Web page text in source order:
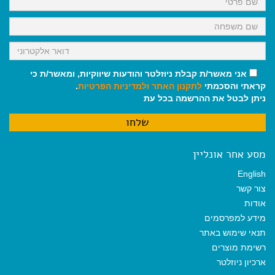
אני מאשר/ת קבלת ניוזלטר והודעות שיווקיות, ומאשר/ת כי
קראתי והסכמתי לתקנון האתר ולמדיניות הפרטיות.
ניתן לבטל את ההרשמה בכל עת
מסע אחר אונליין
English
צור קשר
אודות
מידע למפרסמים
תנאי שימוש באתר
רשימת מוצרים
ארכיון ניוזלטר